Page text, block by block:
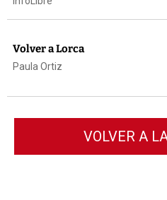
Volver a Lorca
Paula Ortiz
VOLVER A